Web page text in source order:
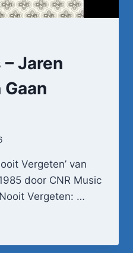
Jaren
Vergeten’ van
door CNR Music
Vergeten: …